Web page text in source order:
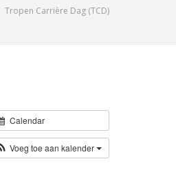
Tropen Carrière Dag (TCD)
Calendar
Voeg toe aan kalender